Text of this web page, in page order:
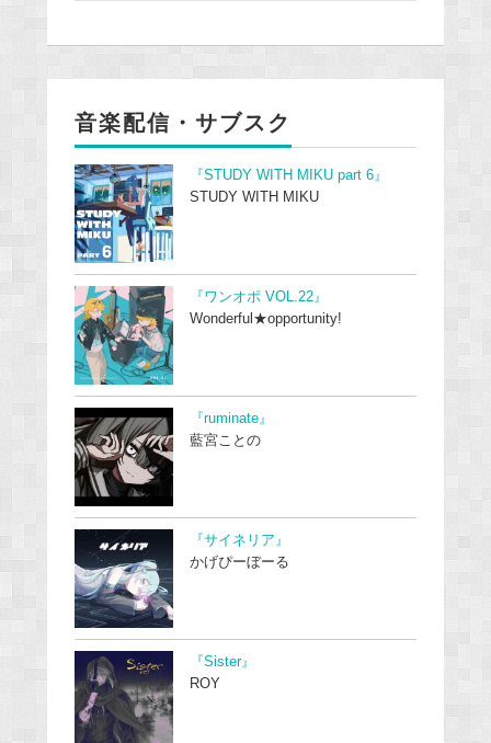
音楽配信・サブスク
『STUDY WITH MIKU part 6』
STUDY WITH MIKU
『ワンオポ VOL.22』
Wonderful★opportunity!
『ruminate』
藍宮ことの
『サイネリア』
かげぴーぼーる
『Sister』
ROY